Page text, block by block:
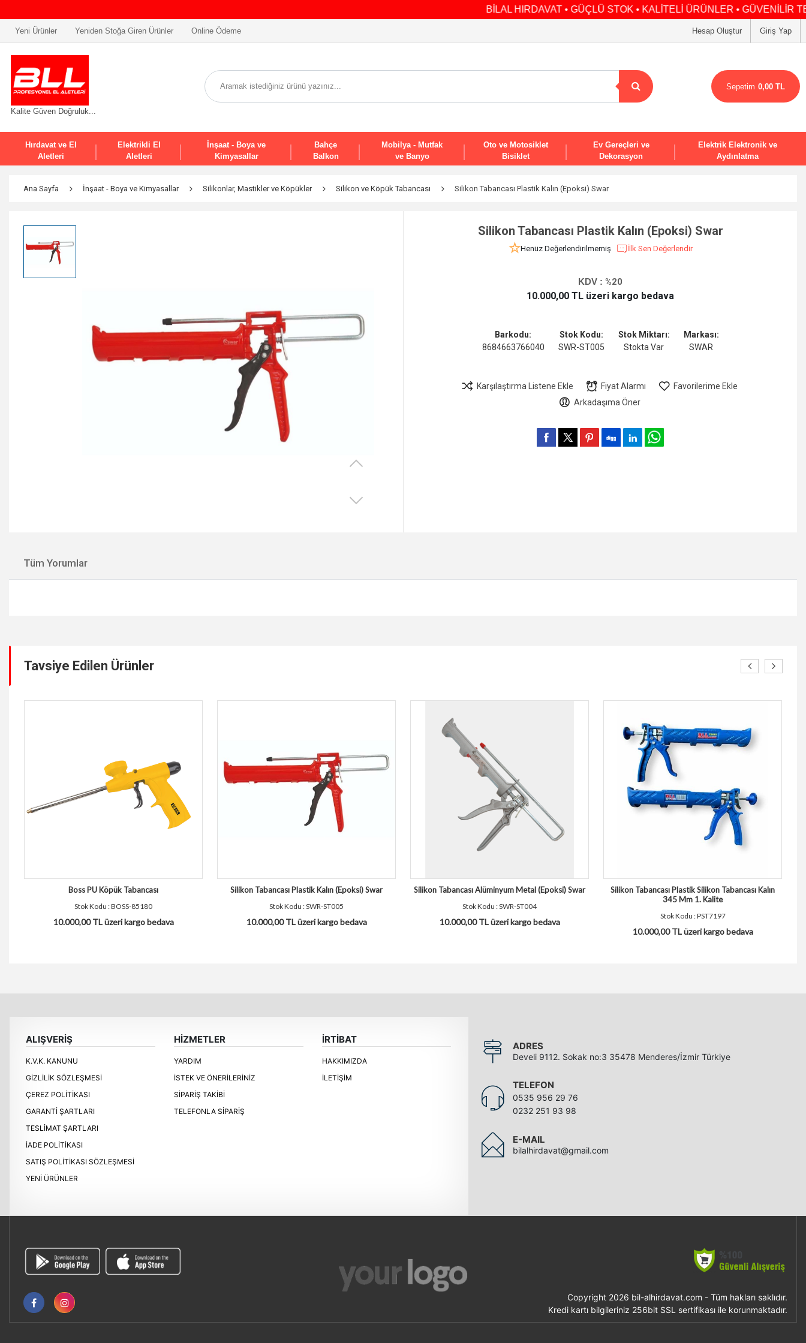
BİLAL HIRDAVAT • GÜÇLÜ STOK • KALİTELİ ÜRÜNLER • GÜVENİLİR
Yeni Ürünler Yeniden Stoğa Giren Ürünler Online Ödeme Giriş Yap
Hesap Oluştur
Kalite Güven Doğruluk...
Sepetim 0,00 TL
Hırdavat ve El
Aletleri
Elektrikli El
Aletleri
İnşaat - Boya ve
Kimyasallar
Bahçe
Balkon
Mobilya - Mutfak
ve Banyo
Oto ve Motosiklet
Bisiklet
Ev Gereçleri ve
Dekorasyon
Elektrik Elektronik ve
Aydınlatma
Ana Sayfa İnşaat - Boya ve Kimyasallar Silikonlar, Mastikler ve Köpükler Silikon ve Köpük Tabancası Silikon Tabancası Plastik Kalın (Epoksi) Swar
Silikon Tabancası Plastik Kalın (Epoksi) Swar
Henüz Değerlendirilmemiş İlk Sen Değerlendir
KDV : %20
10.000,00 TL üzeri kargo bedava
Barkodu:
8684663766040
Stok Kodu:
SWR-ST005
Stok Miktarı:
Stokta Var
Markası:
SWAR
Karşılaştırma Listene Ekle Fiyat Alarmı
Favorilerime Ekle
Arkadaşıma Öner
Tüm Yorumlar
Tavsiye Edilen Ürünler
Boss PU Köpük Tabancası
Stok Kodu : BOSS-85180
10.000,00 TL üzeri kargo bedava
Silikon Tabancası Plastik Kalın (Epoksi) Swar
Stok Kodu : SWR-ST005
10.000,00 TL üzeri kargo bedava
Silikon Tabancası Alüminyum Metal (Epoksi) Swar
Stok Kodu : SWR-ST004
10.000,00 TL üzeri kargo bedava
Silikon Tabancası Plastik Silikon Tabancası Kalın
345 Mm 1. Kalite
Stok Kodu : PST7197
10.000,00 TL üzeri kargo bedava
ALIŞVERİŞ
K.V.K. KANUNU
GIZLILIK SÖZLEŞMESI
ÇEREZ POLITIKASI
GARANTI ŞARTLARI
TESLIMAT ŞARTLARI
İADE POLITIKASI
SATIŞ POLITIKASI SÖZLEŞMESI
YENI ÜRÜNLER
HİZMETLER
YARDIM
İSTEK VE ÖNERILERINIZ
SIPARIŞ TAKIBI
TELEFONLA SIPARIŞ
İRTİBAT
HAKKIMIZDA
İLETIŞIM
ADRES
Develi 9112. Sokak no:3 35478 Menderes/İzmir Türkiye
TELEFON
0535 956 29 76
0232 251 93 98
E-MAIL
bilalhirdavat@gmail.com
Copyright 2026 bil-alhirdavat.com - Tüm hakları saklıdır.
Kredi kartı bilgileriniz 256bit SSL sertifikası ile korunmaktadır.